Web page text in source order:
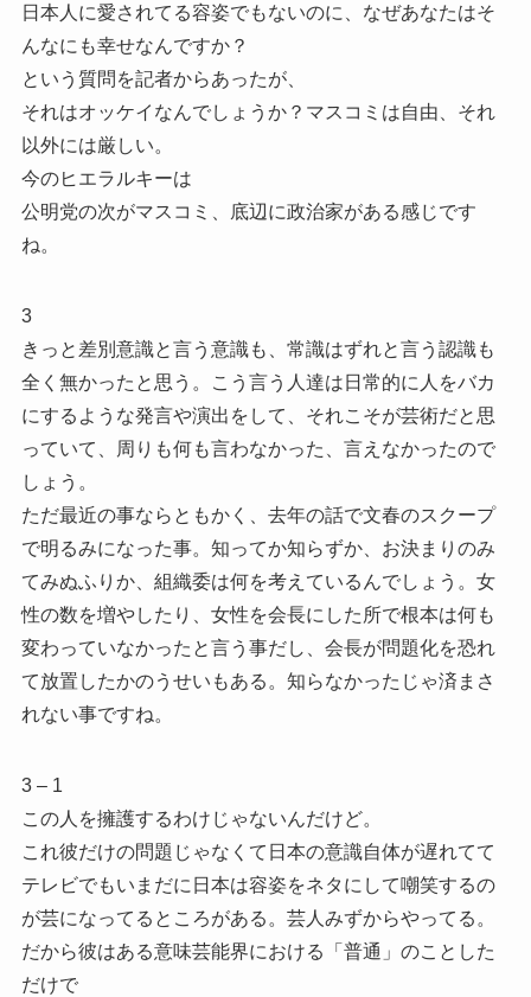
日本人に愛されてる容姿でもないのに、なぜあなたはそ
んなにも幸せなんですか？
という質問を記者からあったが、
それはオッケイなんでしょうか？マスコミは自由、それ
以外には厳しい。
今のヒエラルキーは
公明党の次がマスコミ、底辺に政治家がある感じです
ね。
3
きっと差別意識と言う意識も、常識はずれと言う認識も
全く無かったと思う。こう言う人達は日常的に人をバカ
にするような発言や演出をして、それこそが芸術だと思
っていて、周りも何も言わなかった、言えなかったので
しょう。
ただ最近の事ならともかく、去年の話で文春のスクープ
で明るみになった事。知ってか知らずか、お決まりのみ
てみぬふりか、組織委は何を考えているんでしょう。女
性の数を増やしたり、女性を会長にした所で根本は何も
変わっていなかったと言う事だし、会長が問題化を恐れ
て放置したかのうせいもある。知らなかったじゃ済まさ
れない事ですね。
3 – 1
この人を擁護するわけじゃないんだけど。
これ彼だけの問題じゃなくて日本の意識自体が遅れてて
テレビでもいまだに日本は容姿をネタにして嘲笑するの
が芸になってるところがある。芸人みずからやってる。
だから彼はある意味芸能界における「普通」のことした
だけで